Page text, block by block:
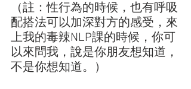
（註：性行為的時候，也有呼吸
配搭法可以加深對方的感受，來
上我的毒辣NLP課的時候，你可
以來問我，說是你朋友想知道，
不是你想知道。）